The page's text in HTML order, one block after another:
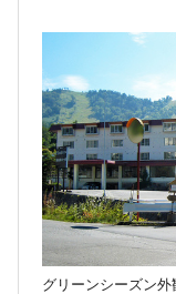
グリーンシーズン